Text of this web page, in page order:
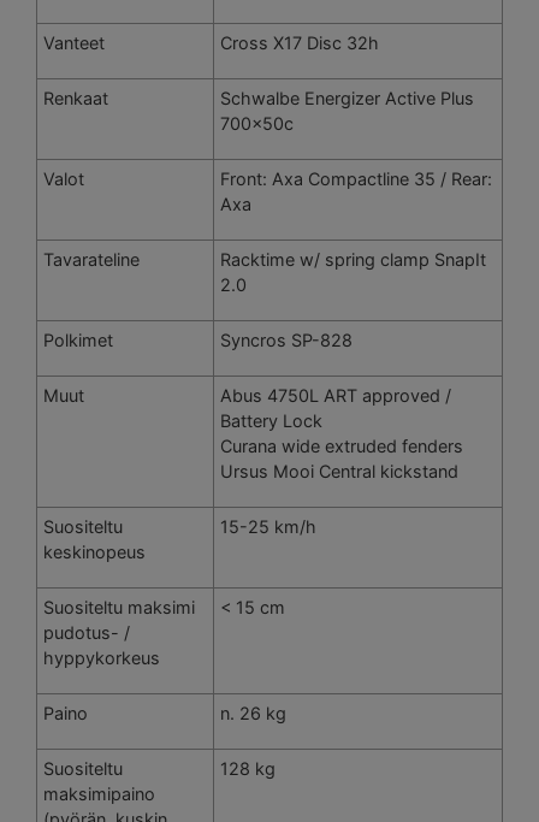
Vanteet Cross X17 Disc 32h
Renkaat
Schwalbe Energizer Active Plus
700x50c
Valot
Front: Axa Compactline 35 / Rear:
Axa
Tavarateline
Racktime w/ spring clamp SnapIt
2.0
Polkimet Syncros SP-828
Muut
Abus 4750L ART approved /
Battery Lock
Curana wide extruded fenders
Ursus Mooi Central kickstand
Suositeltu
keskinopeus
15-25 km/h
Suositeltu maksimi
pudotus- /
hyppykorkeus
< 15 cm
Paino n. 26 kg
Suositeltu
maksimipaino
128 kg